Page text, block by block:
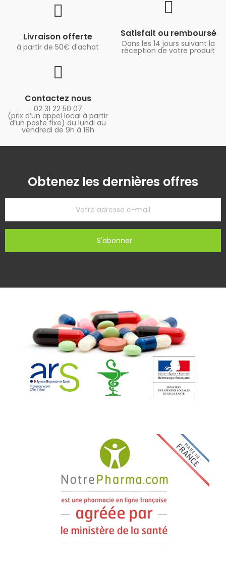
Livraison offerte
à partir de 50€ d'achat
Satisfait ou remboursé
Dans les 14 jours suivant la
réception de votre produit
Contactez nous
02 31 22 50 07
(prix d’un appel local à partir
d’un poste fixe) du lundi au
vendredi de 9h à 18h
Obtenez les dernières offres
S'abonner